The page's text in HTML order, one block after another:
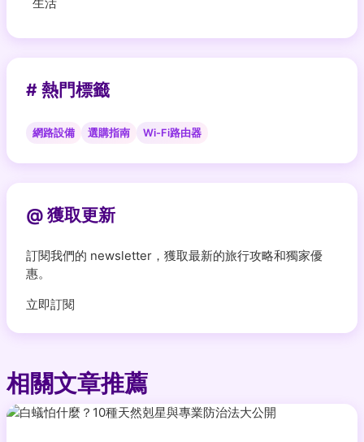
# 熱門標籤
網路設備 選購指南 Wi-Fi路由器
@ 獲取更新
訂閱我們的 newsletter，獲取最新的旅行攻略和獨家優
惠。
立即訂閱
相關文章推薦